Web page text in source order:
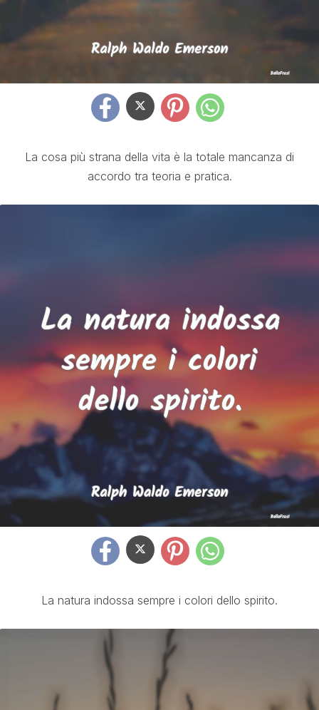
La cosa più strana della vita è la totale mancanza di
accordo tra teoria e pratica.
La natura indossa sempre i colori dello spirito.